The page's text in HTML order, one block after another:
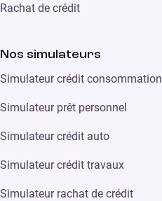
Rachat de crédit
Nos simulateurs
Simulateur crédit consommation
Simulateur prêt personnel
Simulateur crédit auto
Simulateur crédit travaux
Simulateur rachat de crédit